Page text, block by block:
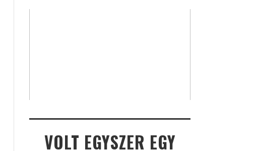
VOLT EGYSZER EGY